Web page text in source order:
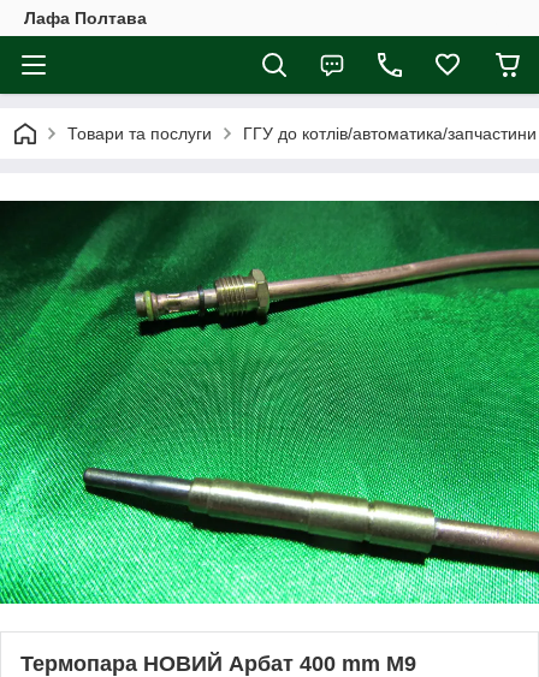
Лафа Полтава
Товари та послуги ГГУ до котлів/автоматика/запчастини
Термопара НОВИЙ Арбат 400 mm M9